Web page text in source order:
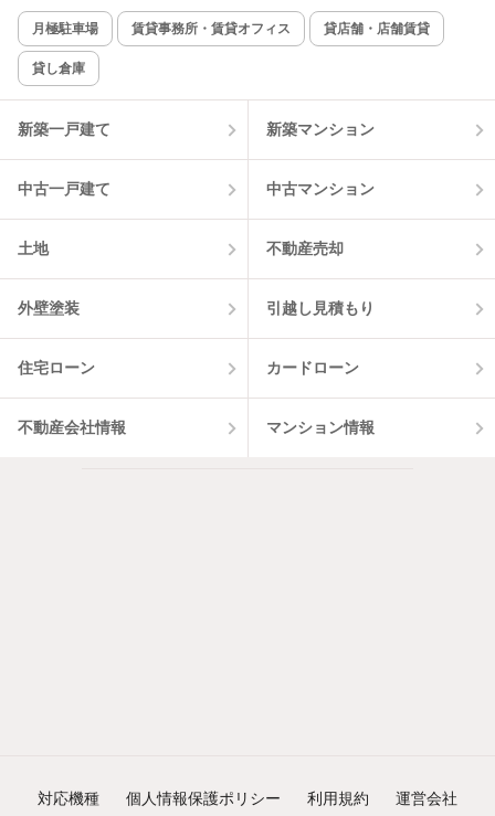
新着のみ インターネット無料
該当件数:
0件
月極駐車場 賃貸事務所・賃貸オフィス 貸店舗・店舗賃貸
貸し倉庫
新築一戸建て 新築マンション
中古一戸建て 中古マンション
土地 不動産売却
外壁塗装 引越し見積もり
住宅ローン カードローン
不動産会社情報 マンション情報
対応機種 個人情報保護ポリシー 利用規約 運営会社